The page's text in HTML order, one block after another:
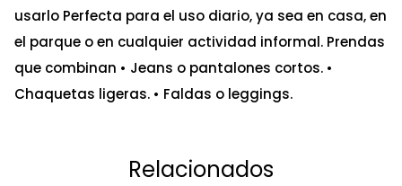
usarlo Perfecta para el uso diario, ya sea en casa, en
el parque o en cualquier actividad informal. Prendas
que combinan • Jeans o pantalones cortos. •
Chaquetas ligeras. • Faldas o leggings.
Relacionados